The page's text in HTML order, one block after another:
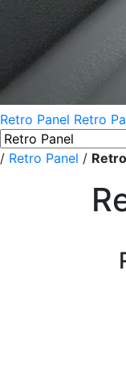
Retro Panel Retro
/ Retro Panel /